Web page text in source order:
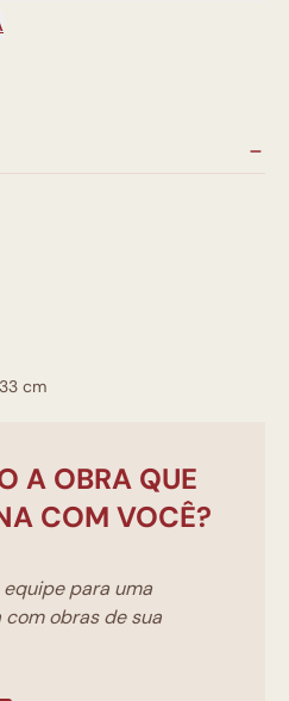
33 cm
A OBRA QUE
COM VOCÊ?
para uma
obras de sua